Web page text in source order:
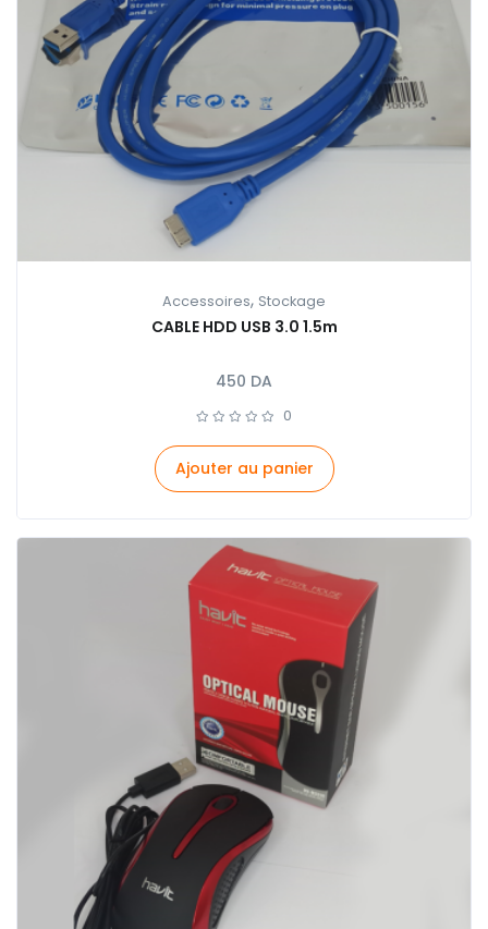
Accessoires, Stockage
CABLE HDD USB 3.0 1.5m
450 DA
0
Ajouter au panier